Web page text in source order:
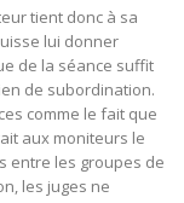
tient donc à sa
lui donner
de la séance suffit
de subordination.
comme le fait que
aux moniteurs le
entre les groupes de
les juges ne